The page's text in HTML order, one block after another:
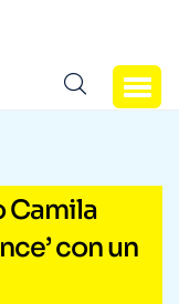
Camila
con un